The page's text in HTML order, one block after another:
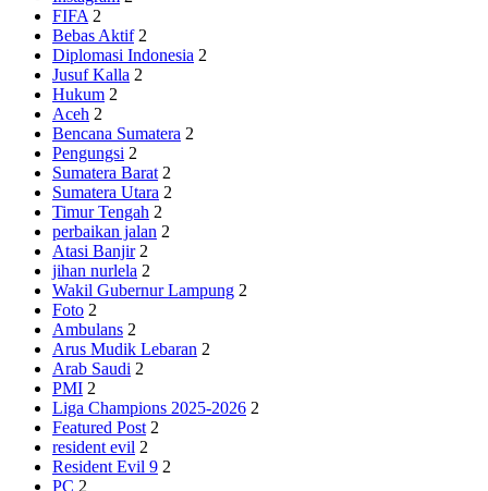
FIFA 2
Bebas Aktif 2
Diplomasi Indonesia 2
Jusuf Kalla 2
Hukum 2
Aceh 2
Bencana Sumatera 2
Pengungsi 2
Sumatera Barat 2
Sumatera Utara 2
Timur Tengah 2
perbaikan jalan 2
Atasi Banjir 2
jihan nurlela 2
Wakil Gubernur Lampung 2
Foto 2
Ambulans 2
Arus Mudik Lebaran 2
Arab Saudi 2
PMI 2
Liga Champions 2025-2026 2
Featured Post 2
resident evil 2
Resident Evil 9 2
PC 2